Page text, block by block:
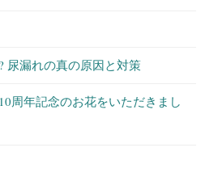
尿漏れの真の原因と対策
周年記念のお花をいただきまし